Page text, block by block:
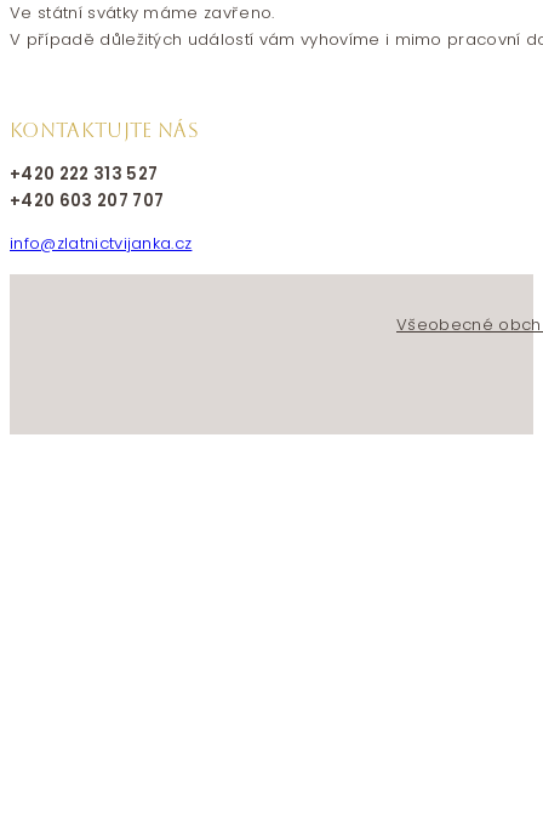
Ve státní svátky máme zavřeno.
V případě důležitých událostí vám vyhovíme i mimo pracovní
KONTAKTUJTE NÁS
+420 222 313 527
+420 603 207 707
info@zlatnictvijanka.cz
Všeobecné